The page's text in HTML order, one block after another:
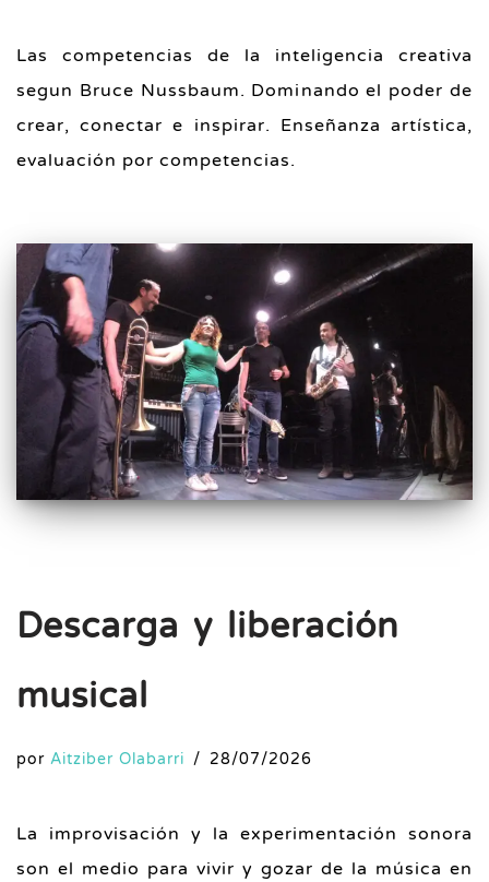
Las competencias de la inteligencia creativa
segun Bruce Nussbaum. Dominando el poder de
crear, conectar e inspirar. Enseñanza artística,
evaluación por competencias.
Descarga y liberación
musical
por Aitziber Olabarri 28/07/2026
La improvisación y la experimentación sonora
son el medio para vivir y gozar de la música en